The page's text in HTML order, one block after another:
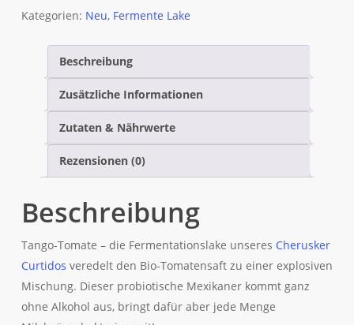
Kategorien: Neu, Fermente Lake
Beschreibung
Zusätzliche Informationen
Zutaten & Nährwerte
Rezensionen (0)
Beschreibung
Tango-Tomate – die Fermentationslake unseres Cherusker
Curtidos veredelt den Bio-Tomatensaft zu einer explosiven
Mischung. Dieser probiotische Mexikaner kommt ganz
ohne Alkohol aus, bringt dafür aber jede Menge